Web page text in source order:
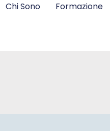
Chi Sono Formazione